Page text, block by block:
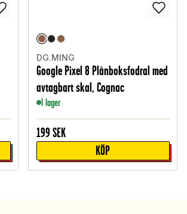
DG.MING
Google Pixel 8 Plånboksfodral med
avtagbart skal, Cognac
I lager
199 SEK
KÖP